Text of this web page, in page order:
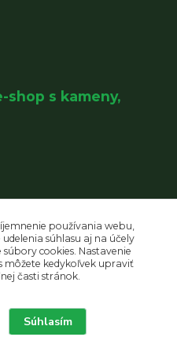
shop s kameny,
cookies.
používania webu,
súhlasu aj na účely
cookies. Nastavenie
môžete kedykoľvek upraviť
časti stránok.
Súhlasím